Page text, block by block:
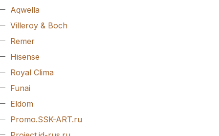
Aqwella
Villeroy & Boch
Remer
Hisense
Royal Clima
Funai
Eldom
Promo.SSK-ART.ru